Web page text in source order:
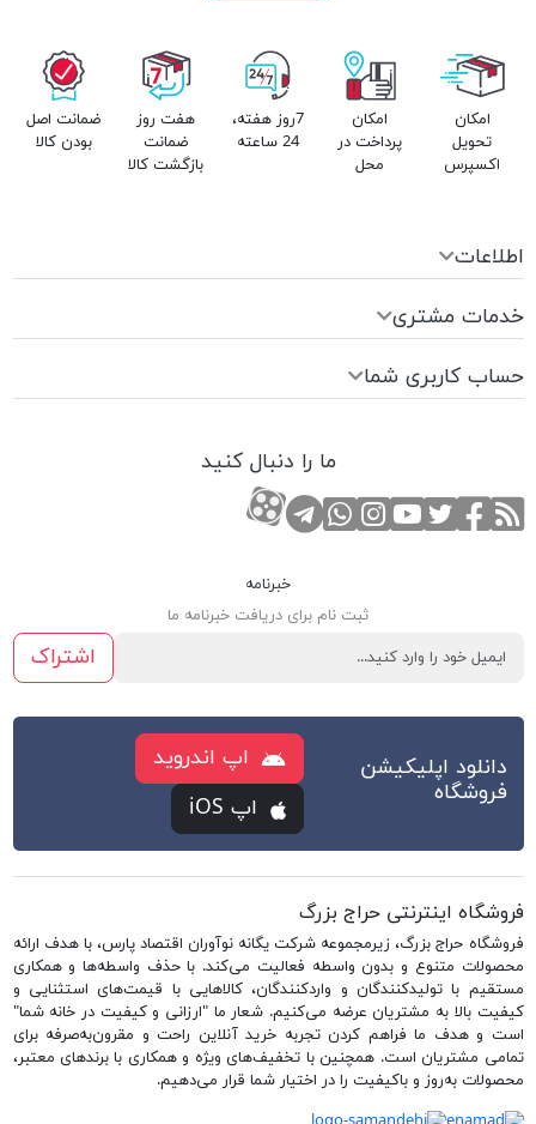
امکان
تحویل
اکسپرس
امکان
پرداخت در
محل
7روز هفته،
24 ساعته
هفت روز
ضمانت
بازگشت کالا
ضمانت اصل
بودن کالا
اطلاعات
خدمات مشتری
حساب کاربری شما
ما را دنبال کنید
RSSصفحه فیسبوک
صفحه تویتر
کانال یوتوب
صفحه اینستاگرام
تماس با واتس اپ
کانال تلگرام
کانال آپارات
خبرنامه
ثبت نام برای دریافت خبرنامه ما
اشتراک
دانلود اپلیکیشن
فروشگاه
اپ اندروید
اپ iOS
فروشگاه اینترنتی حراج بزرگ
فروشگاه حراج بزرگ، زیرمجموعه شرکت یگانه نوآوران اقتصاد پارس، با هدف ارائه
محصولات متنوع و بدون واسطه فعالیت می‌کند. با حذف واسطه‌ها و همکاری
مستقیم با تولیدکنندگان و واردکنندگان، کالاهایی با قیمت‌های استثنایی و
کیفیت بالا به مشتریان عرضه می‌کنیم. شعار ما "ارزانی و کیفیت در خانه شما"
است و هدف ما فراهم کردن تجربه خرید آنلاین راحت و مقرون‌به‌صرفه برای
تمامی مشتریان است. همچنین با تخفیف‌های ویژه و همکاری با برندهای معتبر،
محصولات به‌روز و باکیفیت را در اختیار شما قرار می‌دهیم.